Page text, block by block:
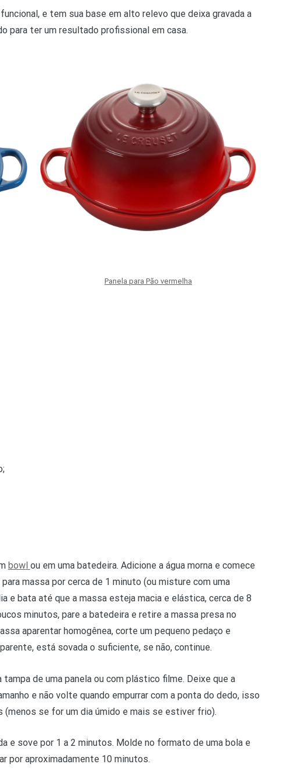
e tem sua base em alto relevo que deixa gravada a
para ter um resultado profissional em casa.
Panela para Pão vermelha
bowl ou em uma batedeira. Adicione a água morna e comece
massa por cerca de 1 minuto (ou misture com uma
e bata até que a massa esteja macia e elástica, cerca de 8
minutos, pare a batedeira e retire a massa presa no
aparentar homogênea, corte um pequeno pedaço e
está sovada o suficiente, se não, continue.
de uma panela ou com plástico filme. Deixe que a
e não volte quando empurrar com a ponta do dedo, isso
(menos se for um dia úmido e mais se estiver frio).
e sove por 1 a 2 minutos. Molde no formato de uma bola e
por aproximadamente 10 minutos.